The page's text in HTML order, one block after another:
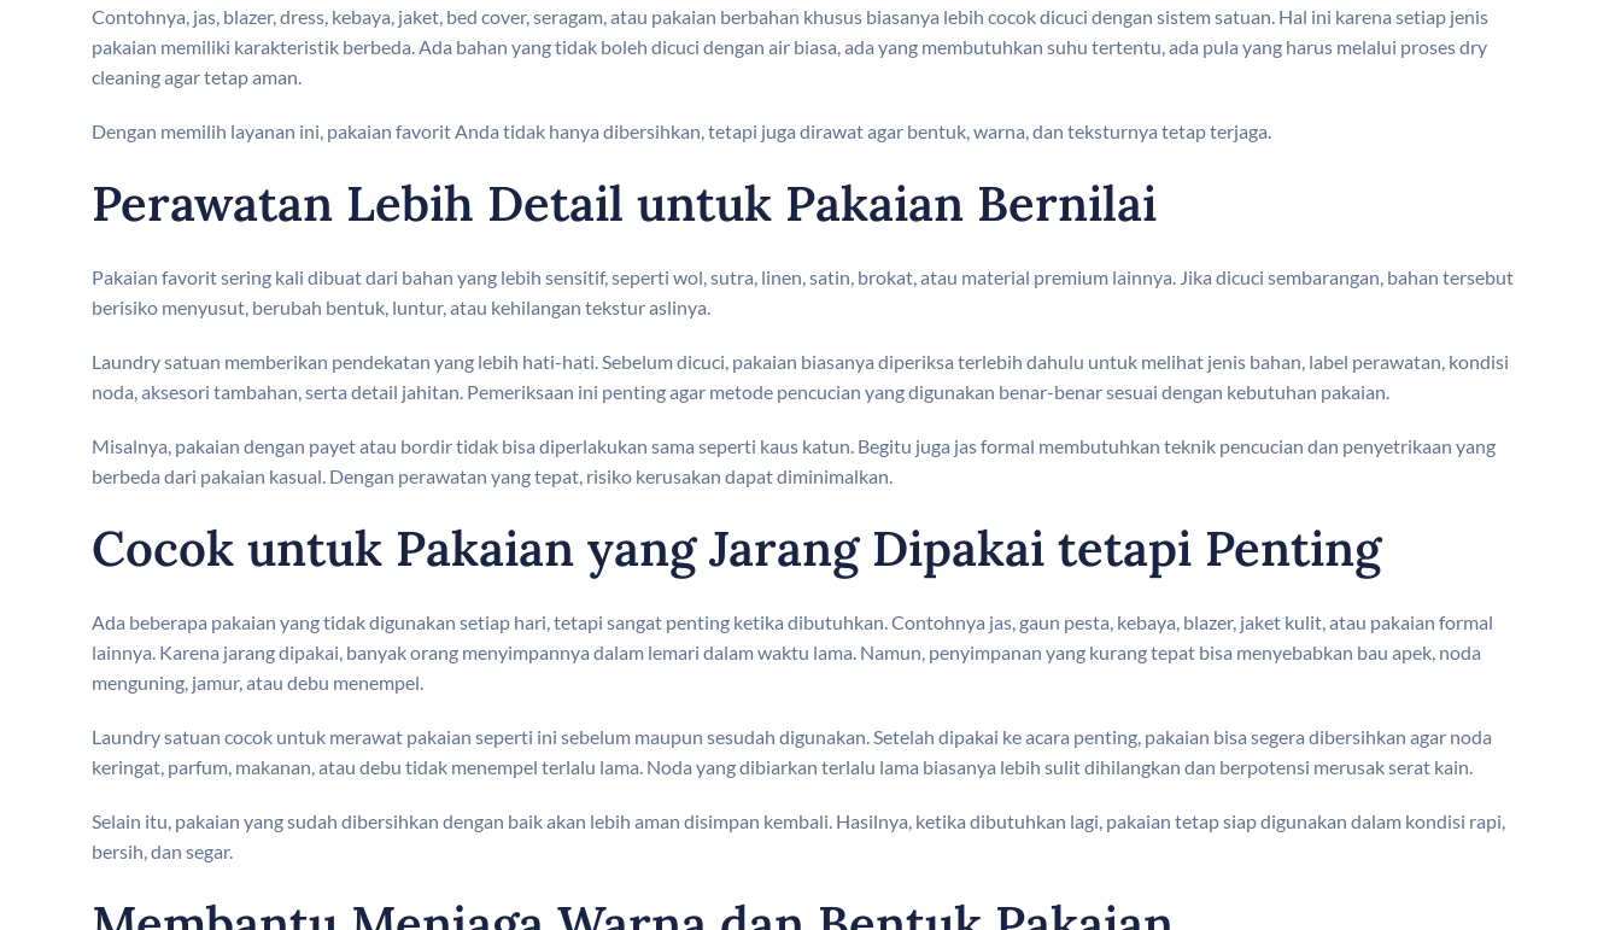
Contohnya, jas, blazer, dress, kebaya, jaket, bed cover, seragam, atau pakaian berbahan khusus biasanya lebih cocok dicuci dengan sistem satuan. Hal ini karena setiap jenis
pakaian memiliki karakteristik berbeda. Ada bahan yang tidak boleh dicuci dengan air biasa, ada yang membutuhkan suhu tertentu, ada pula yang harus melalui proses dry
cleaning agar tetap aman.
Dengan memilih layanan ini, pakaian favorit Anda tidak hanya dibersihkan, tetapi juga dirawat agar bentuk, warna, dan teksturnya tetap terjaga.
Perawatan Lebih Detail untuk Pakaian Bernilai
Pakaian favorit sering kali dibuat dari bahan yang lebih sensitif, seperti wol, sutra, linen, satin, brokat, atau material premium lainnya. Jika dicuci sembarangan, bahan tersebut
berisiko menyusut, berubah bentuk, luntur, atau kehilangan tekstur aslinya.
Laundry satuan memberikan pendekatan yang lebih hati-hati. Sebelum dicuci, pakaian biasanya diperiksa terlebih dahulu untuk melihat jenis bahan, label perawatan, kondisi
noda, aksesori tambahan, serta detail jahitan. Pemeriksaan ini penting agar metode pencucian yang digunakan benar-benar sesuai dengan kebutuhan pakaian.
Misalnya, pakaian dengan payet atau bordir tidak bisa diperlakukan sama seperti kaus katun. Begitu juga jas formal membutuhkan teknik pencucian dan penyetrikaan yang
berbeda dari pakaian kasual. Dengan perawatan yang tepat, risiko kerusakan dapat diminimalkan.
Cocok untuk Pakaian yang Jarang Dipakai tetapi Penting
Ada beberapa pakaian yang tidak digunakan setiap hari, tetapi sangat penting ketika dibutuhkan. Contohnya jas, gaun pesta, kebaya, blazer, jaket kulit, atau pakaian formal
lainnya. Karena jarang dipakai, banyak orang menyimpannya dalam lemari dalam waktu lama. Namun, penyimpanan yang kurang tepat bisa menyebabkan bau apek, noda
menguning, jamur, atau debu menempel.
Laundry satuan cocok untuk merawat pakaian seperti ini sebelum maupun sesudah digunakan. Setelah dipakai ke acara penting, pakaian bisa segera dibersihkan agar noda
keringat, parfum, makanan, atau debu tidak menempel terlalu lama. Noda yang dibiarkan terlalu lama biasanya lebih sulit dihilangkan dan berpotensi merusak serat kain.
Selain itu, pakaian yang sudah dibersihkan dengan baik akan lebih aman disimpan kembali. Hasilnya, ketika dibutuhkan lagi, pakaian tetap siap digunakan dalam kondisi rapi,
bersih, dan segar.